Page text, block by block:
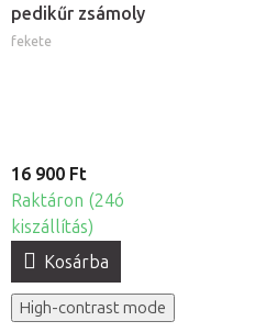
pedikűr zsámoly
fekete
16 900 Ft
Raktáron (24ó
kiszállítás)
Kosárba
High-contrast mode